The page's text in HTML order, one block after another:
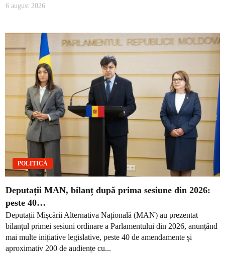
6 august 2026
POLITICĂ
Deputații MAN, bilanț după prima sesiune din 2026:
peste 40…
Deputații Mișcării Alternativa Națională (MAN) au prezentat
bilanțul primei sesiuni ordinare a Parlamentului din 2026, anunțând
mai multe inițiative legislative, peste 40 de amendamente și
aproximativ 200 de audiențe cu...